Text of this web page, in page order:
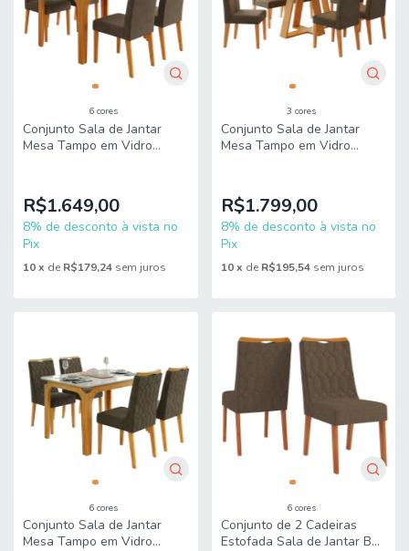
6 cores
Conjunto Sala de Jantar
Mesa Tampo em Vidro
R$1.649,00
8% de desconto à vista no
Pix
10x de R$179,24 sem juros
3 cores
Conjunto Sala de Jantar
Mesa Tampo em Vidro
R$1.799,00
8% de desconto à vista no
Pix
10 x de R$195,54 sem juros
6 cores
Conjunto Sala de Jantar
Mesa Tampo em Vidro
6 cores
Conjunto de 2 Cadeiras
Estofada Sala de Jantar Bel